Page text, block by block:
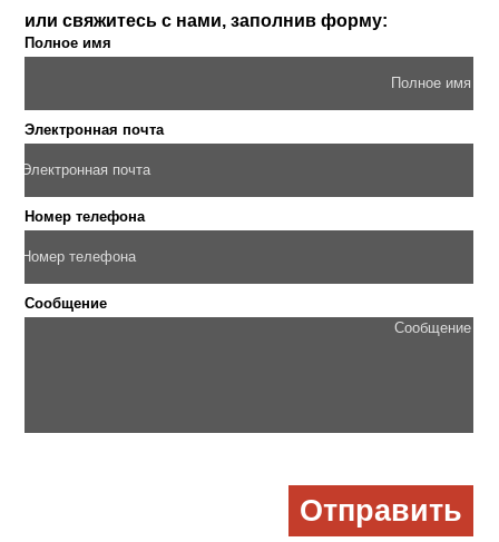
или свяжитесь с нами, заполнив форму:
Полное имя
Электронная почта
Номер телефона
Сообщение